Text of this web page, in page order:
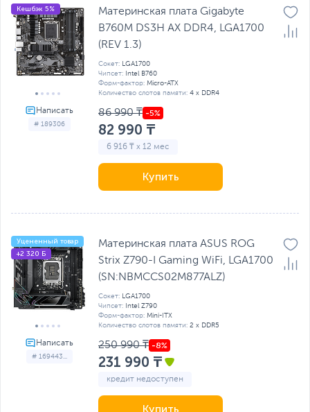
# 189306
Кешбэк 5%
Материнская плата Gigabyte
B760M DS3H AX DDR4, LGA1700
(REV 1.3)
Сокет:
LGA1700
Чипсет: Intel B760
Форм-фактор: Micro-ATX
Количество слотов памяти: 4 x DDR4
86 990 ₸
82 990 ₸
6 916 ₸ x 12 мес
Купить
# 169443...
Уцененный товар
+2 320 Б
Материнская плата ASUS ROG
Strix Z790-I Gaming WiFi, LGA1700
(SN:NBMCCS02M877ALZ)
Сокет:
LGA1700
Чипсет: Intel Z790
Форм-фактор: Mini-ITX
Количество слотов памяти: 2 x DDR5
250 990 ₸
231 990 ₸
кредит недоступен
Купить